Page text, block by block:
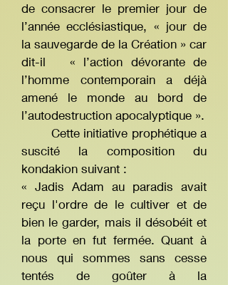
de consacrer le premier jour de
l’année ecclésiastique, « jour de
la sauvegarde de la Création » car
dit-il « l’action dévorante de
l’homme contemporain a déjà
amené le monde au bord de
l’autodestruction apocalyptique ».
Cette initiative prophétique a
suscité la composition du
kondakion suivant :
« Jadis Adam au paradis avait
reçu l'ordre de le cultiver et de
bien le garder, mais il désobéit et
la porte en fut fermée. Quant à
nous qui sommes sans cesse
tentés de goûter à la